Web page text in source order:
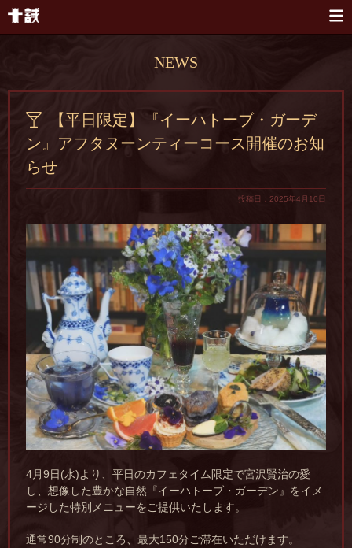
NEWS
【平日限定】『イーハトーブ・ガーデ
ン』アフタヌーンティーコース開催のお知
らせ
投稿日：2025年4月10日
4月9日(水)より、平日のカフェタイム限定で宮沢賢治の愛
し、想像した豊かな自然『イーハトーブ・ガーデン』をイメ
ージした特別メニューをご提供いたします。
通常90分制のところ、最大150分ご滞在いただけます。